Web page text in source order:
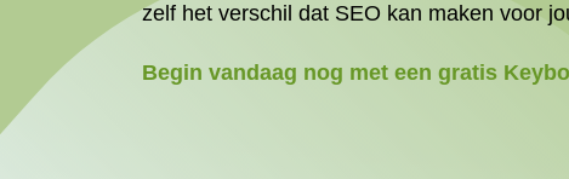
zelf het verschil dat SEO kan maken voor
Begin vandaag nog met een gratis